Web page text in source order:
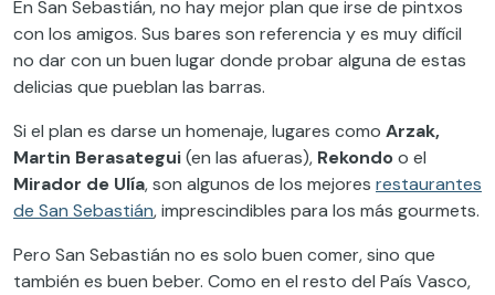
En San Sebastián, no hay mejor plan que irse de pintxos
con los amigos. Sus bares son referencia y es muy difícil
no dar con un buen lugar donde probar alguna de estas
delicias que pueblan las barras.
Si el plan es darse un homenaje, lugares como Arzak,
Martin Berasategui(en las afueras), Rekondoo el
Mirador de Ulía, son algunos de los mejores restaurantes
de San Sebastián, imprescindibles para los más gourmets.
Pero San Sebastián no es solo buen comer, sino que
también es buen beber. Como en el resto del País Vasco,